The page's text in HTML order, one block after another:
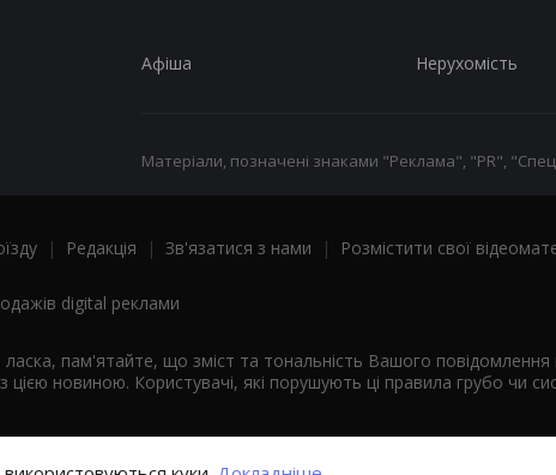
Афіша Нерухомість
Матеріали, позначені знаками "Реклама", "PR",
| Редакція | Зв'язатися з нами | Розмістити свої
digital реклами
пам'ятайте, що зміст та тональність Вашого
цією новиною. Користувачі, які порушують ці правила грубо чи